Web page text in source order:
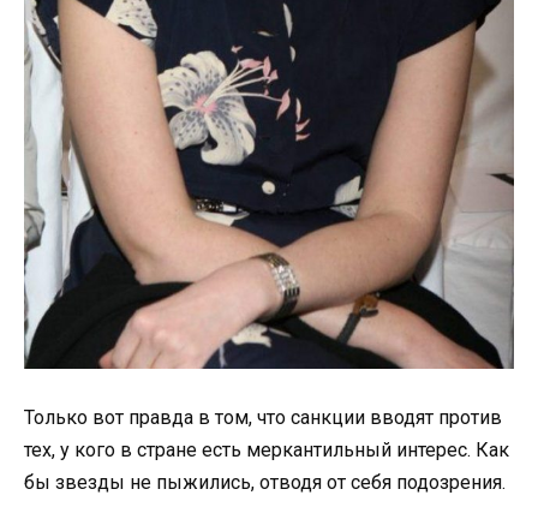
Только вот правда в том, что санкции вводят против
тех, у кого в стране есть меркантильный интерес. Как
бы звезды не пыжились, отводя от себя подозрения.